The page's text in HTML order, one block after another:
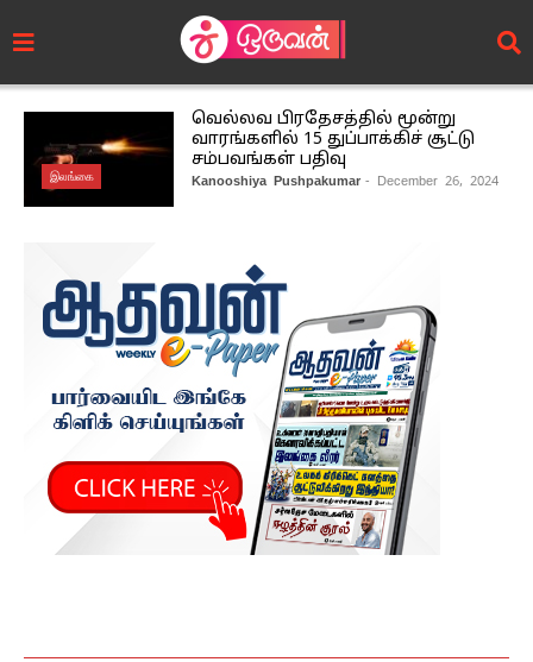
இலங்கை
வெல்லவ பிரதேசத்தில் மூன்று
வாரங்களில் 15 துப்பாக்கிச் சூட்டு
சம்பவங்கள் பதிவு
Kanooshiya Pushpakumar - December 26, 2024